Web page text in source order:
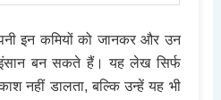
इन कमियों को जानकर और उन
बन सकते हैं। यह लेख सिर्फ
नहीं डालता, बल्कि उन्हें यह भी